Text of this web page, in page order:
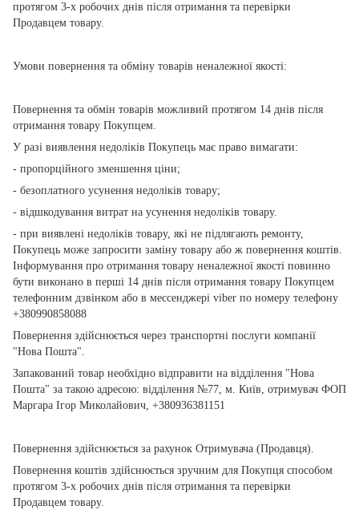
протягом 3-х робочих днів після отримання та перевірки
Продавцем товару.
Умови повернення та обміну товарів неналежної якості:
Повернення та обмін товарів можливий протягом 14 днів після
отримання товару Покупцем.
У разі виявлення недоліків Покупець має право вимагати:
- пропорційного зменшення ціни;
- безоплатного усунення недоліків товару;
- відшкодування витрат на усунення недоліків товару.
- при виявлені недоліків товару, які не підлягають ремонту,
Покупець може запросити заміну товару або ж повернення коштів.
Інформування про отримання товару неналежної якості повинно
бути виконано в перші 14 днів після отримання товару Покупцем
телефонним дзвінком або в мессенджері viber по номеру телефону
+380990858088
Повернення здійснюється через транспортні послуги компанії
"Нова Пошта".
Запакований товар необхідно відправити на відділення "Нова
Пошта" за такою адресою: відділення №77, м. Київ, отримувач ФОП
Маргара Ігор Миколайович, +380936381151
Повернення здійснюється за рахунок Отримувача (Продавця).
Повернення коштів здійснюється зручним для Покупця способом
протягом 3-х робочих днів після отримання та перевірки
Продавцем товару.